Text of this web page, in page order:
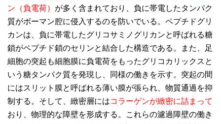
ン（負電荷） が多く含まれており、負に帯電したタンパク
質がボーマン腔に侵入するのを防いでいる。ペプチドグリ
カンは、負に帯電したグリコサミノグリカンと呼ばれる糖
鎖がペプチド鎖のセリンと結合した構造である。また、足
細胞の突起も細胞膜に負電荷をもったグリコカリックスと
いう糖タンパク質を発現し、同様の働きを示す。突起の間
にはスリット膜と呼ばれる薄い膜が張られ、物質通過を抑
制する。そして、緻密層にはコラーゲンが緻密に詰まって
おり、物理的な障壁を形成する。これらの濾過障壁の働き